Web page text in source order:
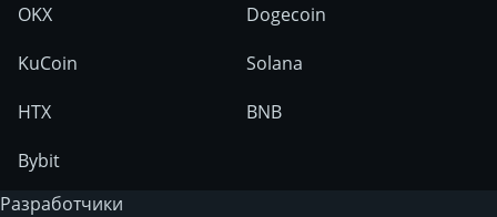
OKX
KuCoin
HTX
Bybit
Dogecoin
Solana
BNB
Разработчики